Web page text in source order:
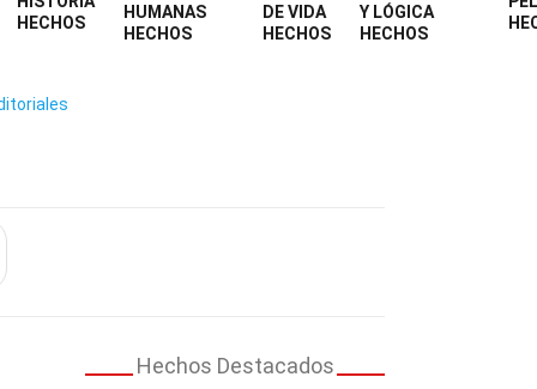
HECHOS
HUMANAS
HECHOS
DE VIDA
HECHOS
Y LÓGICA
HECHOS
Hechos Destacados